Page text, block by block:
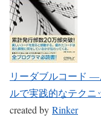
リーダブルコード
ルで実践的なテクニ
created by Rinker